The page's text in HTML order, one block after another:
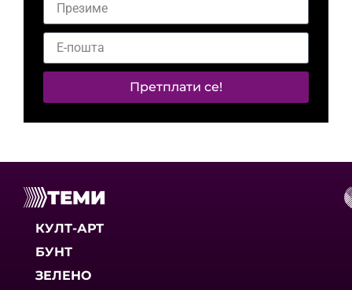
Претплати се!
ТЕМИ
КУЛТ-АРТ
БУНТ
ЗЕЛЕНО